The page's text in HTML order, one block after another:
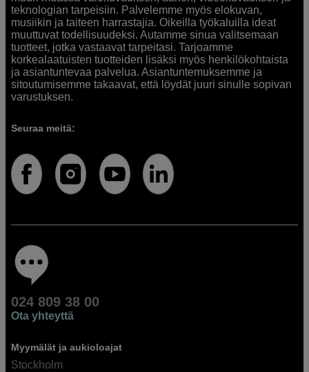
teknologian tarpeisiin. Palvelemme myös elokuvan,
musiikin ja taiteen harrastajia. Oikeilla työkaluilla ideat
muuttuvat todellisuudeksi. Autamme sinua valitsemaan
tuotteet, jotka vastaavat tarpeitasi. Tarjoamme
korkealaatuisten tuotteiden lisäksi myös henkilökohtaista
ja asiantuntevaa palvelua. Asiantuntemuksemme ja
sitoutumisemme takaavat, että löydät juuri sinulle sopivan
varustuksen.
Seuraa meitä:
024 809 38 00
Ota yhteyttä
Myymälät ja aukioloajat
Stockholm